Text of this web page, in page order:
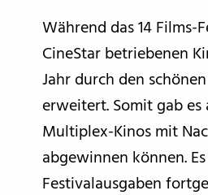
Während das 14
CineStar betriebenen
Jahr durch den
erweitert. Somit gab
Multiplex-Kinos mit
abgewinnen können.
Festivalausgaben